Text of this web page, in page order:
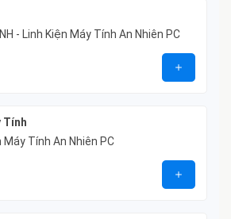
- Linh Kiện Máy Tính An Nhiên PC
Tính
Máy Tính An Nhiên PC